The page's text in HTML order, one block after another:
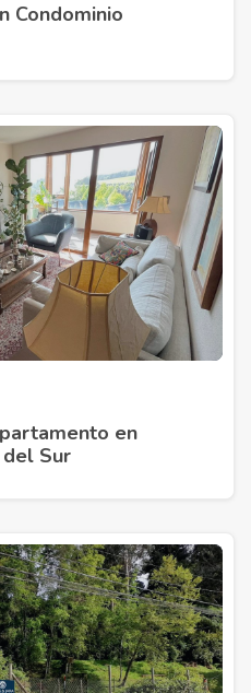
Condominio
en
del Sur